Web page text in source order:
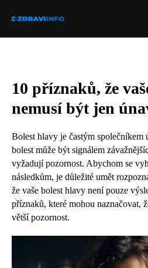
10 příznaků, že
nemusí být jen
Bolest hlavy je častým společníkem
bolest může být signálem
vyžadují pozornost. Abychom se
následkům, je důležité umět
že vaše bolest hlavy není pouze
příznaků, které mohou naznačovat,
větší pozornost.